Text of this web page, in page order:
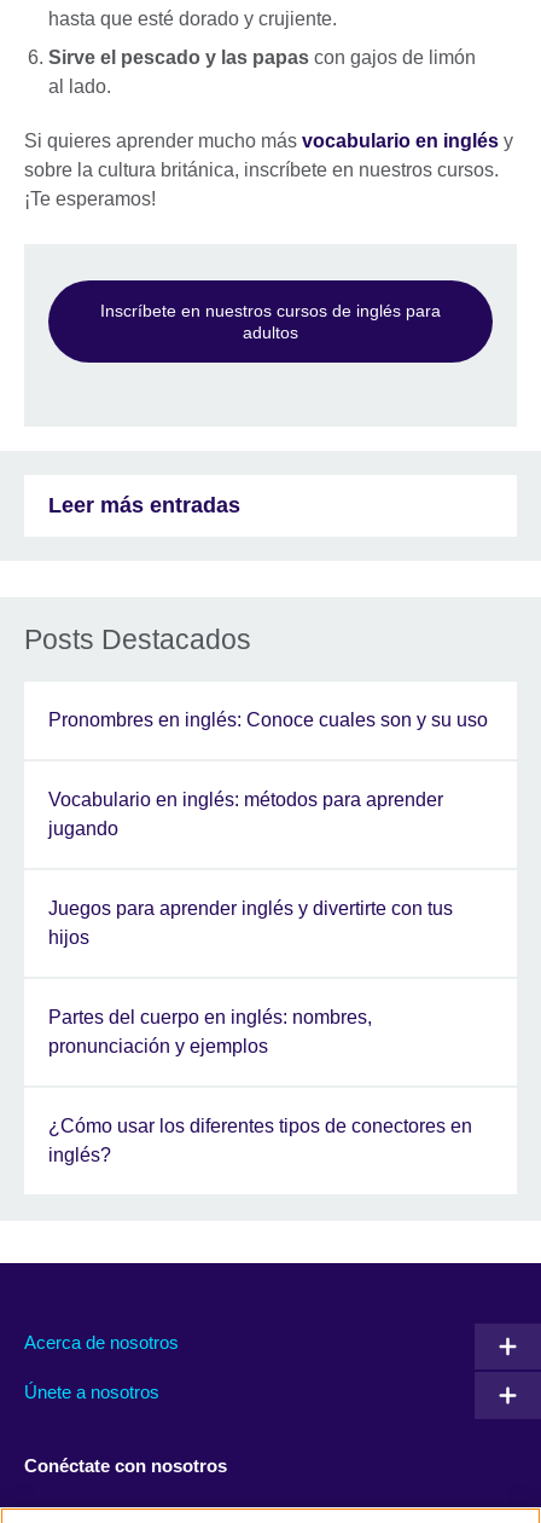
hasta que esté dorado y crujiente.
Sirve el pescado y las papas con gajos de limón
al lado.
Si quieres aprender mucho más vocabulario en inglés y
sobre la cultura británica, inscríbete en nuestros cursos.
¡Te esperamos!
Inscríbete en nuestros cursos de inglés para
adultos
Leer más entradas
Posts Destacados
Pronombres en inglés: Conoce cuales son y su uso
Vocabulario en inglés: métodos para aprender
jugando
Juegos para aprender inglés y divertirte con tus
hijos
Partes del cuerpo en inglés: nombres,
pronunciación y ejemplos
¿Cómo usar los diferentes tipos de conectores en
inglés?
Acerca de nosotros
Únete a nosotros
Conéctate con nosotros